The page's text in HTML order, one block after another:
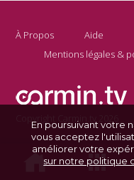
À Propos
Aide
Mentions légales &
Copyright Carmin.tv 2026
En poursuivant votre
vous acceptez
améliorer votre
sur notre politique